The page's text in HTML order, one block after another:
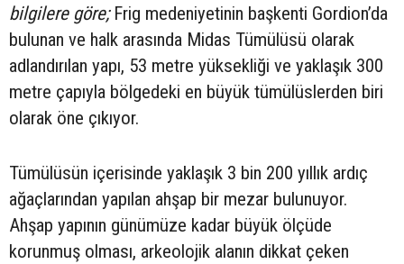
bilgilere göre;Frig medeniyetinin başkenti Gordion’da
bulunan ve halk arasında Midas Tümülüsü olarak
adlandırılan yapı, 53 metre yüksekliği ve yaklaşık 300
metre çapıyla bölgedeki en büyük tümülüslerden biri
olarak öne çıkıyor.
Tümülüsün içerisinde yaklaşık 3 bin 200 yıllık ardıç
ağaçlarından yapılan ahşap bir mezar bulunuyor.
Ahşap yapının günümüze kadar büyük ölçüde
korunmuş olması, arkeolojik alanın dikkat çeken